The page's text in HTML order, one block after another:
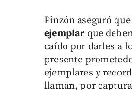
Pinzón aseguró
ejemplarque
caído por darles a
presente
ejemplares y
llaman, por